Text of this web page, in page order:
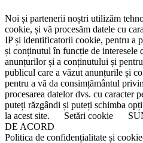
Noi și partenerii noștri utilizăm
cookie, și vă procesăm datele cu
IP și identificatorii cookie, pentru a
și conținutul în funcție de interesele
anunțurilor și a conținutului și
publicul care a văzut anunțurile și
pentru a vă da consimțământul
procesarea datelor dvs. cu caracter
puteți răzgândi și puteți schimba
la acest site.
Setări cookie
DE ACORD
Politica de confidențialitate și